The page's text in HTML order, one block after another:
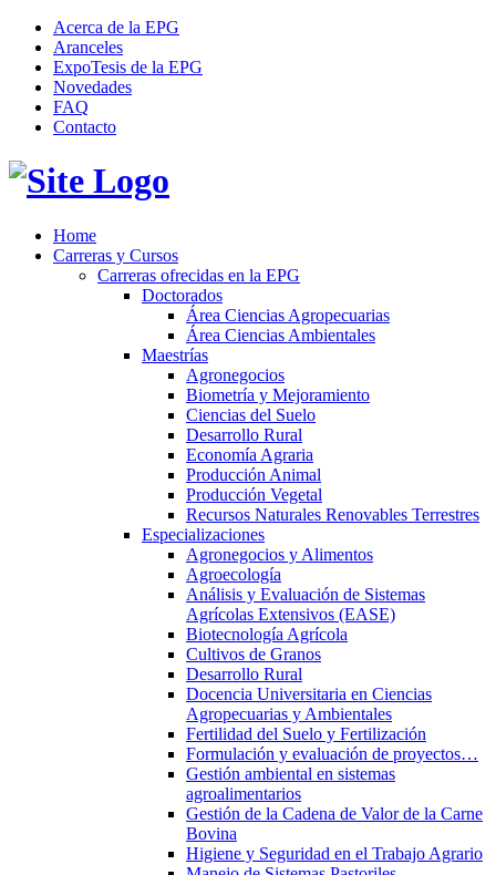
Acerca de la EPG
Aranceles
ExpoTesis de la EPG
Novedades
FAQ
Contacto
Home
Carreras y Cursos
Carreras ofrecidas en la EPG
Doctorados
Área Ciencias Agropecuarias
Área Ciencias Ambientales
Maestrías
Agronegocios
Biometría y Mejoramiento
Ciencias del Suelo
Desarrollo Rural
Economía Agraria
Producción Animal
Producción Vegetal
Recursos Naturales Renovables Terrestres
Especializaciones
Agronegocios y Alimentos
Agroecología
Análisis y Evaluación de Sistemas
Agrícolas Extensivos (EASE)
Biotecnología Agrícola
Cultivos de Granos
Desarrollo Rural
Docencia Universitaria en Ciencias
Agropecuarias y Ambientales
Fertilidad del Suelo y Fertilización
Formulación y evaluación de proyectos…
Gestión ambiental en sistemas
agroalimentarios
Gestión de la Cadena de Valor de la Carne
Bovina
Higiene y Seguridad en el Trabajo Agrario